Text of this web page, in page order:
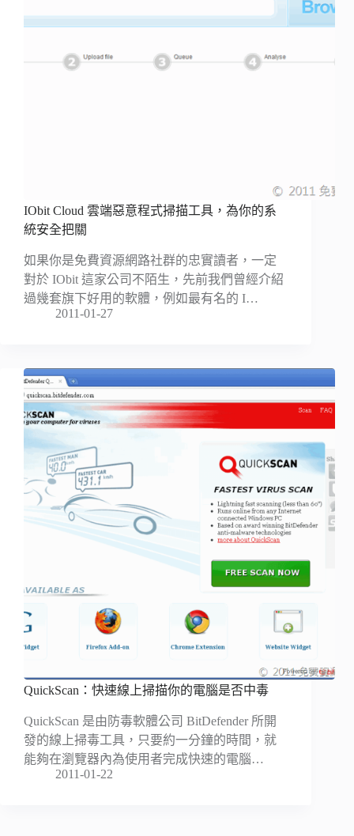
IObit Cloud 雲端惡意程式掃描工具，為你的系
統安全把關
如果你是免費資源網路社群的忠實讀者，一定
對於 IObit 這家公司不陌生，先前我們曾經介紹
過幾套旗下好用的軟體，例如最有名的 I…
2011-01-27
QuickScan：快速線上掃描你的電腦是否中毒
QuickScan 是由防毒軟體公司 BitDefender 所開
發的線上掃毒工具，只要約一分鐘的時間，就
能夠在瀏覽器內為使用者完成快速的電腦…
2011-01-22